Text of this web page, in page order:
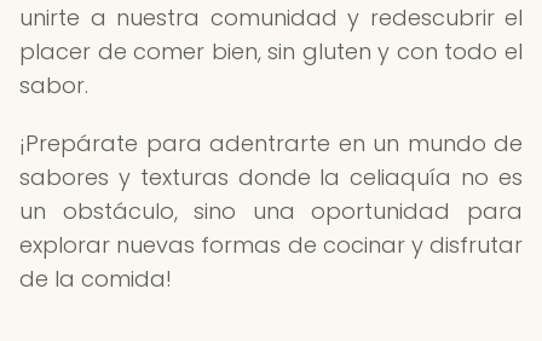
unirte a nuestra comunidad y redescubrir el
placer de comer bien, sin gluten y con todo el
sabor.
¡Prepárate para adentrarte en un mundo de
sabores y texturas donde la celiaquía no es
un obstáculo, sino una oportunidad para
explorar nuevas formas de cocinar y disfrutar
de la comida!